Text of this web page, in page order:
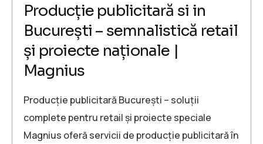
Producție publicitară si in
București – semnalistică retail
și proiecte naționale |
Magnius
Producție publicitară București – soluții
complete pentru retail și proiecte speciale
Magnius oferă servicii de producție publicitară în